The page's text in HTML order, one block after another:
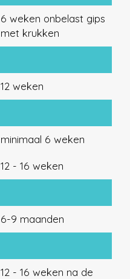
6 weken onbelast gips
met krukken
12 weken
minimaal 6 weken
12 - 16 weken
6-9 maanden
12 - 16 weken na de